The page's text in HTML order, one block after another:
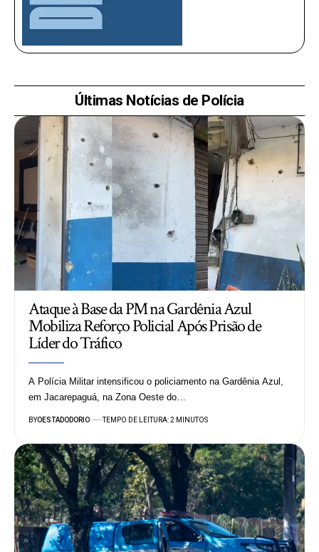
Últimas Notícias de Polícia
Ataque à Base da PM na Gardênia Azul
Mobiliza Reforço Policial Após Prisão de
Líder do Tráfico
A Polícia Militar intensificou o policiamento na Gardênia Azul,
em Jacarepaguá, na Zona Oeste do…
BYOESTADODORIO TEMPO DE LEITURA: 2 MINUTOS